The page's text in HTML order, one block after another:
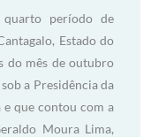
período de
Estado do
do mês de outubro
a Presidência da
e que contou com a
Moura Lima,